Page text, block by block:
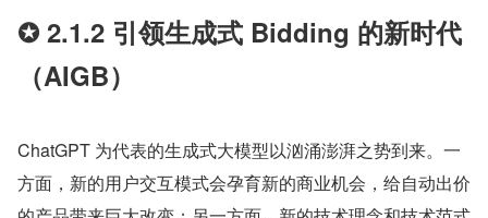
✪ 2.1.2 引领生成式 Bidding 的新时代
（AIGB）
ChatGPT 为代表的生成式大模型以汹涌澎湃之势到来。一
方面，新的用户交互模式会孕育新的商业机会，给自动出价